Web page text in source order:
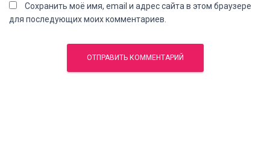
Сохранить моё имя, email и адрес сайта в этом браузере
для последующих моих комментариев.